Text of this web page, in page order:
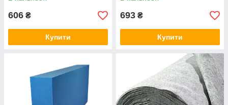
606 ₴
Купити
693 ₴
Купити